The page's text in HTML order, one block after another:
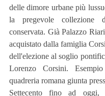
delle dimore urbane più
la pregevole collezione
conservata. Già Palazzo
acquistato dalla famiglia
dell'elezione al soglio
Lorenzo Corsini.
quadreria romana giunta
Settecento fino ad